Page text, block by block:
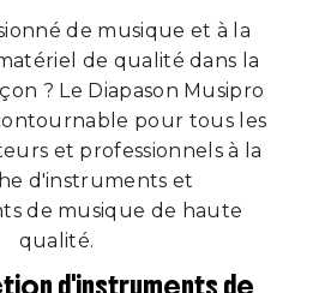
de musique et à la
de qualité dans la
? Le Diapason Musipro
pour tous les
et professionnels à la
d'instruments et
de musique de haute
qualité.
d'instruments de